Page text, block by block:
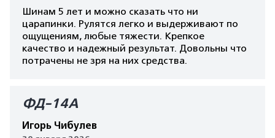
Шинам 5 лет и можно сказать что ни
царапинки. Рулятся легко и выдерживают по
ощущениям, любые тяжести. Крепкое
качество и надежный результат. Довольны что
потрачены не зря на них средства.
ФД-14А
Игорь Чибулев